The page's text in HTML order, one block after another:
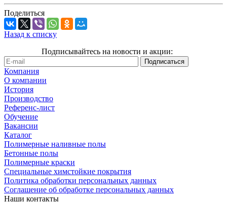
Поделиться
Назад к списку
Подписывайтесь на новости и акции:
Компания
О компании
История
Производство
Референс-лист
Обучение
Вакансии
Каталог
Полимерные наливные полы
Бетонные полы
Полимерные краски
Специальные химстойкие покрытия
Политика обработки персональных данных
Cоглашение об обработке персональных данных
Наши контакты